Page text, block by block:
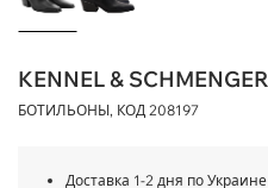
KENNEL & SCHMENGER
БОТИЛЬОНЫ, КОД 208197
Доставка 1-2 дня по Украине